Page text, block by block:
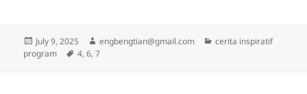
Posted
on
July 9, 2025 Author
engbengtian@gmail.com Categories
cerita inspiratif
program
Tags
4,6,7